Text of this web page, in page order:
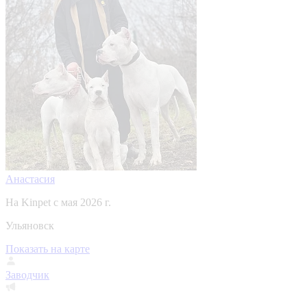
Анастасия
На Kinpet c мая 2026 г.
Ульяновск
Показать на карте
Заводчик